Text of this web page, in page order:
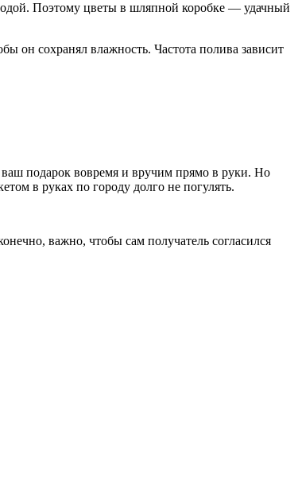
Поэтому цветы в шляпной коробке — удачный
он сохранял влажность. Частота полива зависит
подарок вовремя и вручим прямо в руки. Но
в руках по городу долго не погулять.
важно, чтобы сам получатель согласился